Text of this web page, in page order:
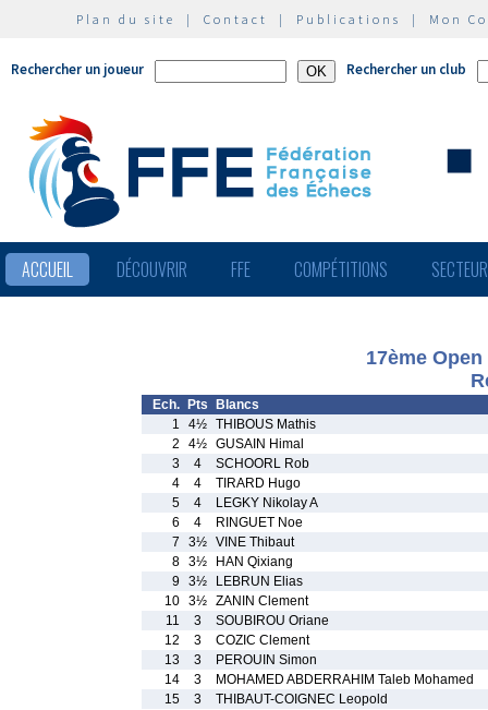
Plan du site | Contact | Publications | Mon
Rechercher un joueur Rechercher un club
ACCUEIL DÉCOUVRIR FFE COMPÉTITIONS
17ème
Ech. Pts
Blancs
1
4½ THIBOUS Mathis
2
4½ GUSAIN Himal
3
4
SCHOORL Rob
4
4
TIRARD Hugo
5
4
LEGKY Nikolay A
6
4
RINGUET Noe
7
3½ VINE Thibaut
8 3½
HAN Qixiang
9
3½
LEBRUN Elias
10 3½ ZANIN Clement
11
3
SOUBIROU Oriane
12
3
COZIC Clement
13
3
PEROUIN Simon
14
3
MOHAMED ABDERRAHIM Taleb Mohamed
15
3
THIBAUT-COIGNEC Leopold